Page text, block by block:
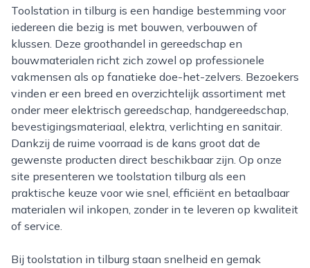
Toolstation in tilburg is een handige bestemming voor
iedereen die bezig is met bouwen, verbouwen of
klussen. Deze groothandel in gereedschap en
bouwmaterialen richt zich zowel op professionele
vakmensen als op fanatieke doe-het-zelvers. Bezoekers
vinden er een breed en overzichtelijk assortiment met
onder meer elektrisch gereedschap, handgereedschap,
bevestigingsmateriaal, elektra, verlichting en sanitair.
Dankzij de ruime voorraad is de kans groot dat de
gewenste producten direct beschikbaar zijn. Op onze
site presenteren we toolstation tilburg als een
praktische keuze voor wie snel, efficiënt en betaalbaar
materialen wil inkopen, zonder in te leveren op kwaliteit
of service.
Bij toolstation in tilburg staan snelheid en gemak